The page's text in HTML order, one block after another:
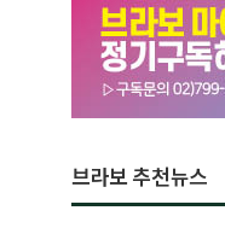
브라보 추천뉴스